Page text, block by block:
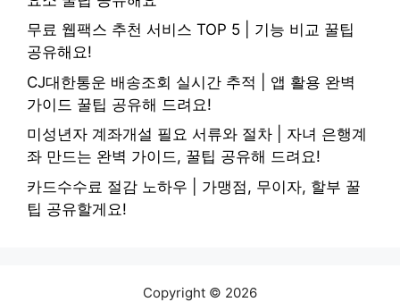
무료 웹팩스 추천 서비스 TOP 5 | 기능 비교 꿀팁
공유해요!
CJ대한통운 배송조회 실시간 추적 | 앱 활용 완벽
가이드 꿀팁 공유해 드려요!
미성년자 계좌개설 필요 서류와 절차 | 자녀 은행계
좌 만드는 완벽 가이드, 꿀팁 공유해 드려요!
카드수수료 절감 노하우 | 가맹점, 무이자, 할부 꿀
팁 공유할게요!
Copyright © 2026